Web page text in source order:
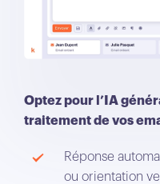
Optez pour l’IA
traitement de vos
Réponse
ou orientation